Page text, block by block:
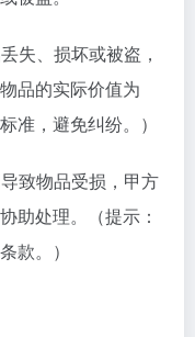
失、损坏或被盗，
品的实际价值为
准，避免纠纷。）
致物品受损，甲方
助处理。（提示：
款。）